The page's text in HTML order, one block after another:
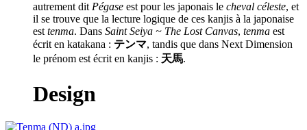
autrement dit Pégase est pour les japonais le cheval céleste, et
il se trouve que la lecture logique de ces kanjis à la japonaise
est tenma. Dans Saint Seiya ~ The Lost Canvas, tenma est
écrit en katakana : テンマ, tandis que dans Next Dimension
le prénom est écrit en kanjis : 天馬.
Design